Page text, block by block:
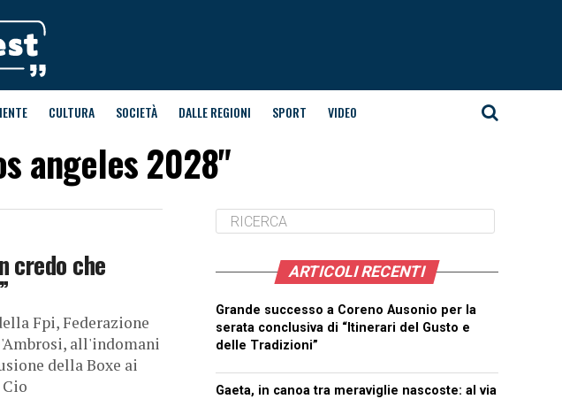
CULTURA SOCIETÀ DALLE REGIONI SPORT VIDEO
angeles 2028"
credo che
Fpi, Federazione
all'indomani
della Boxe ai
ARTICOLI RECENTI
Grande successo a Coreno Ausonio per la
serata conclusiva di “Itinerari del Gusto e
delle Tradizioni”
Gaeta, in canoa tra meraviglie nascoste: al via